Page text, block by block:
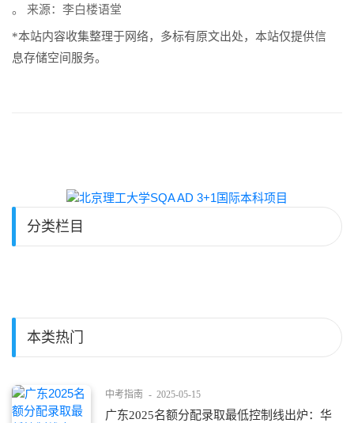
。 来源：李白楼语堂
*本站内容收集整理于网络，多标有原文出处，本站仅提供信
息存储空间服务。
分类栏目
本类热门
中考指南 - 2025-05-15
广东2025名额分配录取最低控制线出炉：华